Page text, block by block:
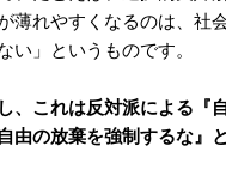
薄れやすくなるのは、社
い」というものです。
、これは反対派による『
由の放棄を強制するな』